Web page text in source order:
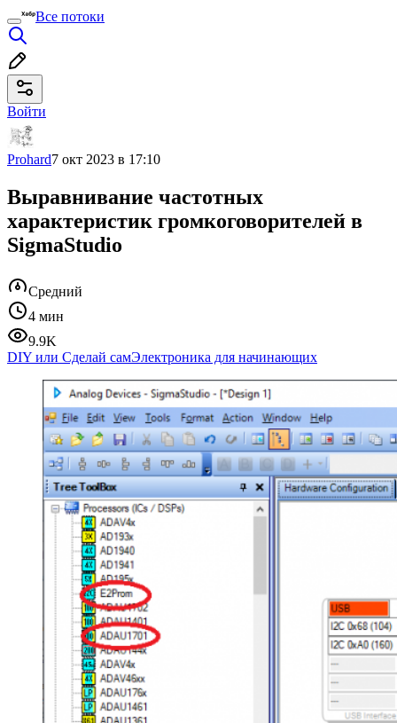
Все потоки
Войти
Prohard7 окт 2023 в 17:10
Выравнивание частотных
характеристик громкоговорителей в
SigmaStudio
Средний
4 мин
9.9K
DIY или Сделай самЭлектроника для начинающих